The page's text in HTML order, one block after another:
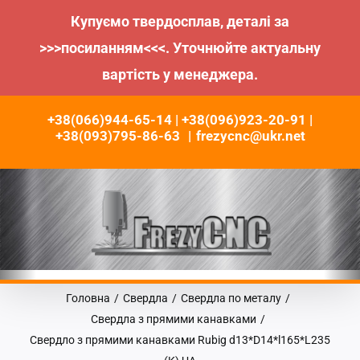
Купуємо твердосплав, деталі за
>>>посиланням<<<. Уточнюйте актуальну
вартість у менеджера.
+38(066)944-65-14 | +38(096)923-20-91 |
+38(093)795-86-63 | frezycnc@ukr.net
Головна / Свердла / Свердла по металу /
Свердла з прямими канавками /
Свердло з прямими канавками Rubig d13*D14*l165*L235